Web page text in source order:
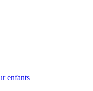
enfants